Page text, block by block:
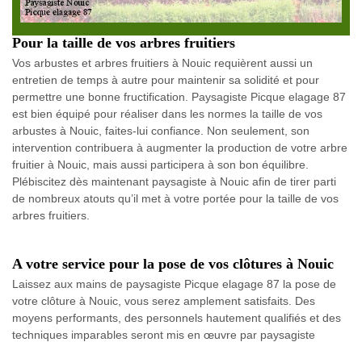
Pour la taille de vos arbres fruitiers
Vos arbustes et arbres fruitiers à Nouic requièrent aussi un
entretien de temps à autre pour maintenir sa solidité et pour
permettre une bonne fructification. Paysagiste Picque elagage 87
est bien équipé pour réaliser dans les normes la taille de vos
arbustes à Nouic, faites-lui confiance. Non seulement, son
intervention contribuera à augmenter la production de votre arbre
fruitier à Nouic, mais aussi participera à son bon équilibre.
Plébiscitez dès maintenant paysagiste à Nouic afin de tirer parti
de nombreux atouts qu’il met à votre portée pour la taille de vos
arbres fruitiers.
A votre service pour la pose de vos clôtures à Nouic
Laissez aux mains de paysagiste Picque elagage 87 la pose de
votre clôture à Nouic, vous serez amplement satisfaits. Des
moyens performants, des personnels hautement qualifiés et des
techniques imparables seront mis en œuvre par paysagiste